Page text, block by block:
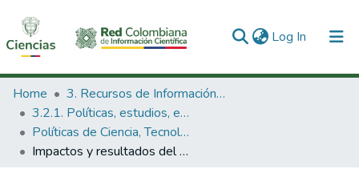
Log In (current)
Communities & Collections
All of DSpace
Statistics
Home
3. Recursos de Información Científica y Tecnológica
3.2.1. Políticas, estudios, evaluaciones e indicadores de CTeI
Políticas de Ciencia, Tecnología e Innovación
Impactos y resultados del programa de misiones tecnológicas, pasantías y capacitación en nuevas tecnologías, 1997-1999.